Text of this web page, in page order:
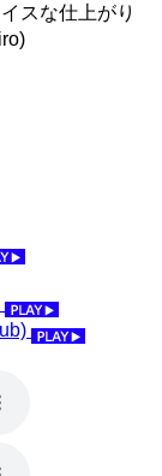
スな仕上がり